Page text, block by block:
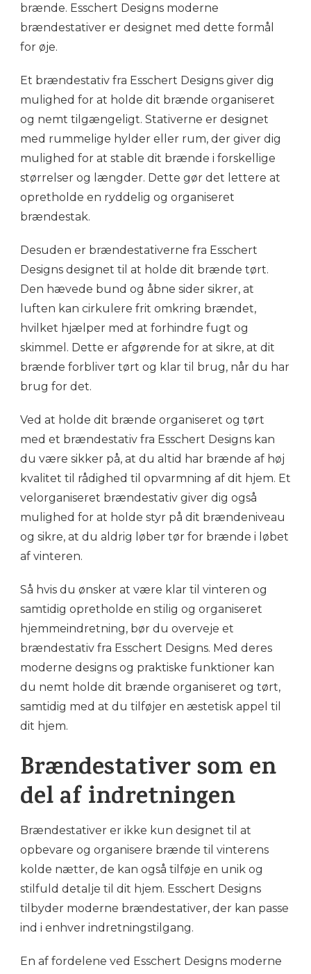
brænde. Esschert Designs moderne
brændestativer er designet med dette formål
for øje.
Et brændestativ fra Esschert Designs giver dig
mulighed for at holde dit brænde organiseret
og nemt tilgængeligt. Stativerne er designet
med rummelige hylder eller rum, der giver dig
mulighed for at stable dit brænde i forskellige
størrelser og længder. Dette gør det lettere at
opretholde en ryddelig og organiseret
brændestak.
Desuden er brændestativerne fra Esschert
Designs designet til at holde dit brænde tørt.
Den hævede bund og åbne sider sikrer, at
luften kan cirkulere frit omkring brændet,
hvilket hjælper med at forhindre fugt og
skimmel. Dette er afgørende for at sikre, at dit
brænde forbliver tørt og klar til brug, når du har
brug for det.
Ved at holde dit brænde organiseret og tørt
med et brændestativ fra Esschert Designs kan
du være sikker på, at du altid har brænde af høj
kvalitet til rådighed til opvarmning af dit hjem. Et
velorganiseret brændestativ giver dig også
mulighed for at holde styr på dit brændeniveau
og sikre, at du aldrig løber tør for brænde i løbet
af vinteren.
Så hvis du ønsker at være klar til vinteren og
samtidig opretholde en stilig og organiseret
hjemmeindretning, bør du overveje et
brændestativ fra Esschert Designs. Med deres
moderne designs og praktiske funktioner kan
du nemt holde dit brænde organiseret og tørt,
samtidig med at du tilføjer en æstetisk appel til
dit hjem.
Brændestativer som en
del af indretningen
Brændestativer er ikke kun designet til at
opbevare og organisere brænde til vinterens
kolde nætter, de kan også tilføje en unik og
stilfuld detalje til dit hjem. Esschert Designs
tilbyder moderne brændestativer, der kan passe
ind i enhver indretningstilgang.
En af fordelene ved Esschert Designs moderne